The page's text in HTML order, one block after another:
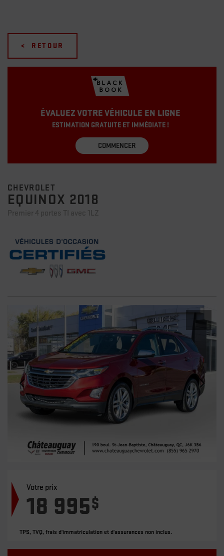
< RETOUR
ÉVALUEZ VOTRE VÉHICULE EN LIGNE
ESTIMATION GRATUITE ET IMMÉDIATE !
COMMENCER
CHEVROLET
EQUINOX 2018
Premier 4 portes TI avec 1LZ
Votre prix
18 995$
TPS, TVQ, frais d'immatriculation et d'assurances non inclus.